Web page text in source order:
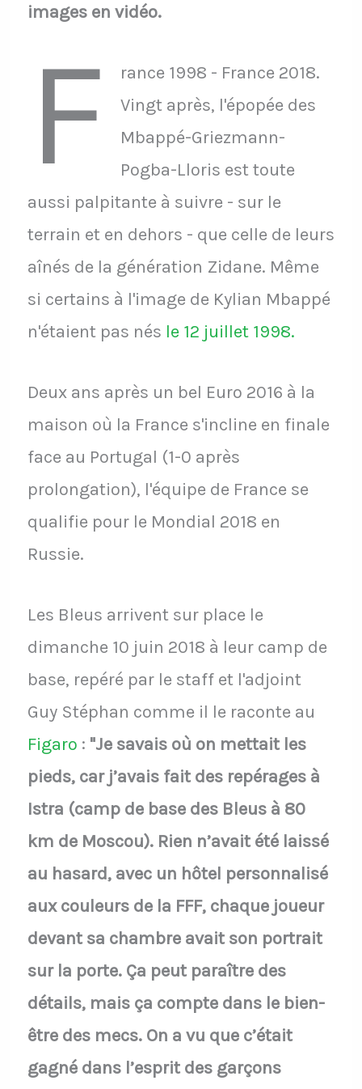
images en vidéo.
F
rance 1998 - France 2018.
Vingt après, l'épopée des
Mbappé-Griezmann-
Pogba-Lloris est toute
aussi palpitante à suivre - sur le
terrain et en dehors - que celle de leurs
aînés de la génération Zidane. Même
si certains à l'image de Kylian Mbappé
n'étaient pas nés le 12 juillet 1998.
Deux ans après un bel Euro 2016 à la
maison où la France s'incline en finale
face au Portugal (1-0 après
prolongation), l'équipe de France se
qualifie pour le Mondial 2018 en
Russie.
Les Bleus arrivent sur place le
dimanche 10 juin 2018 à leur camp de
base, repéré par le staff et l'adjoint
Guy Stéphan comme il le raconte au
Figaro : "Je savais où on mettait les
pieds, car j’avais fait des repérages à
Istra (camp de base des Bleus à 80
km de Moscou). Rien n’avait été laissé
au hasard, avec un hôtel personnalisé
aux couleurs de la FFF, chaque joueur
devant sa chambre avait son portrait
sur la porte. Ça peut paraître des
détails, mais ça compte dans le bien-
être des mecs. On a vu que c’était
gagné dans l’esprit des garçons